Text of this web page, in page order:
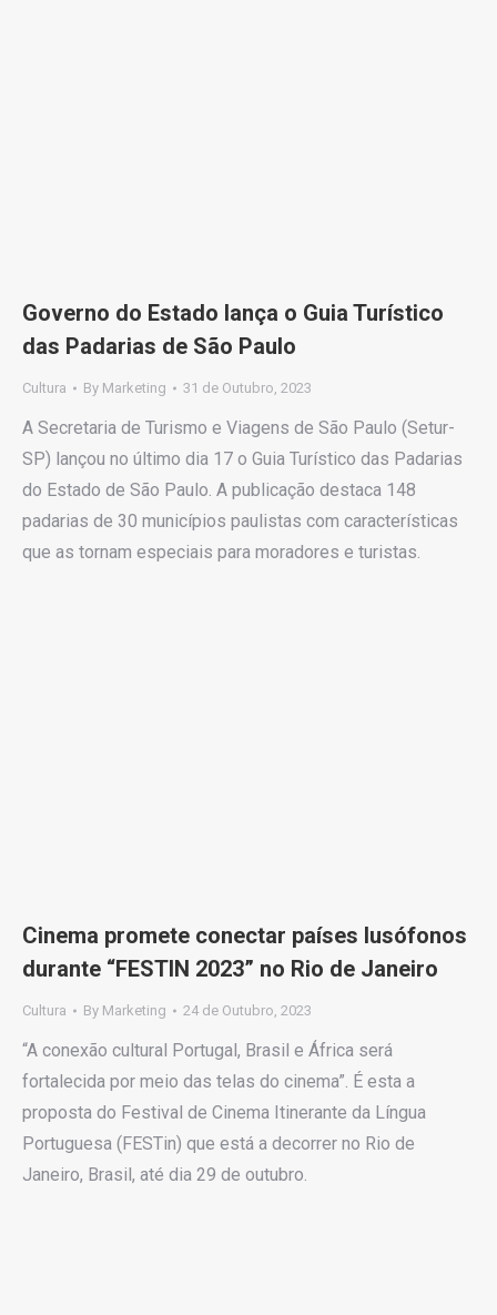
Governo do Estado lança o Guia Turístico
das Padarias de São Paulo
Cultura By Marketing 31 de Outubro, 2023
A Secretaria de Turismo e Viagens de São Paulo (Setur-
SP) lançou no último dia 17 o Guia Turístico das Padarias
do Estado de São Paulo. A publicação destaca 148
padarias de 30 municípios paulistas com características
que as tornam especiais para moradores e turistas.
Cinema promete conectar países lusófonos
durante “FESTIN 2023” no Rio de Janeiro
Cultura By Marketing 24 de Outubro, 2023
“A conexão cultural Portugal, Brasil e África será
fortalecida por meio das telas do cinema”. É esta a
proposta do Festival de Cinema Itinerante da Língua
Portuguesa (FESTin) que está a decorrer no Rio de
Janeiro, Brasil, até dia 29 de outubro.